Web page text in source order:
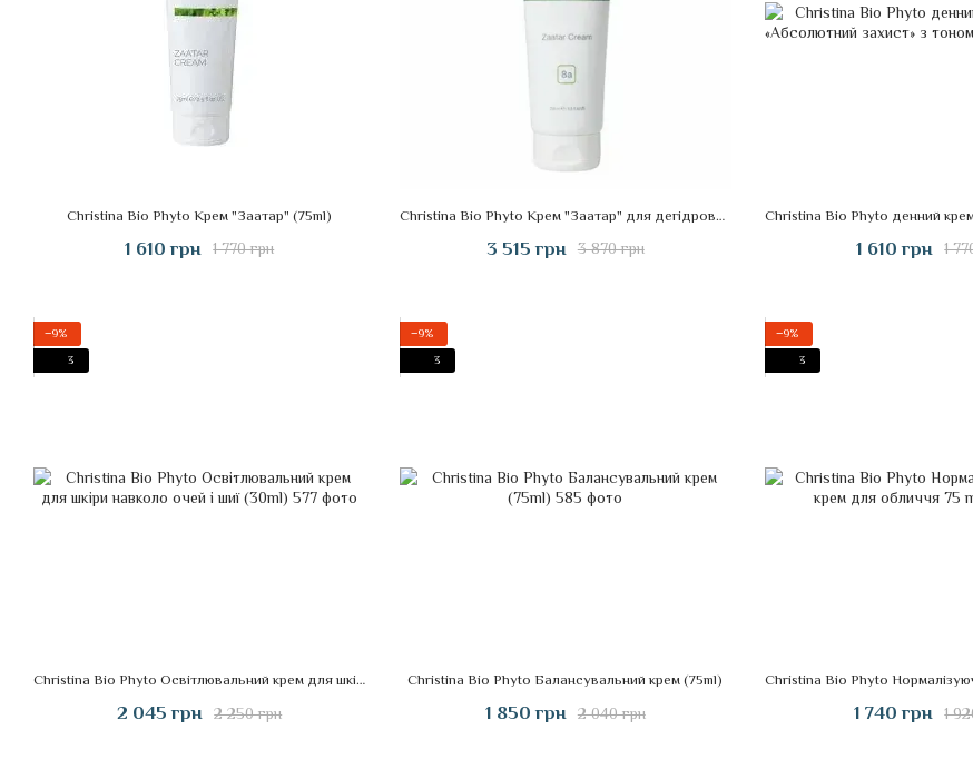
Christina Bio Phyto Крем "Заатар" (75ml)
1 770 грн
1 610 грн
Christina Bio Phyto Крем "Заатар" для дегідрованої, подразненої та проблемної шкіри 250ml
3 870 грн
3 515 грн 1
1 610 грн
−9%
3
Christina Bio Phyto Освітлювальний крем для шкіри навколо очей і шиї (30ml)
2 250 грн
2 045 грн
−9%
3
Christina Bio Phyto Балансувальний крем (75ml)
2 040 грн
1 850 грн
−9%
3
1
1 740 грн